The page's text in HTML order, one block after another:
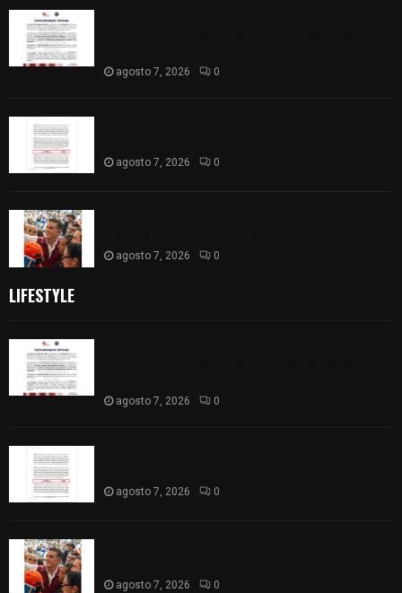
agosto 7, 2026 0
agosto 7, 2026 0
agosto 7, 2026 0
LIFESTYLE
agosto 7, 2026 0
agosto 7, 2026 0
agosto 7, 2026 0